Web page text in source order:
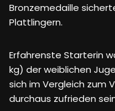
Bronzemedaille
Plattlingern.
Erfahrenste Starterin
kg) der weiblichen
sich im Vergleich zum
durchaus zufrieden